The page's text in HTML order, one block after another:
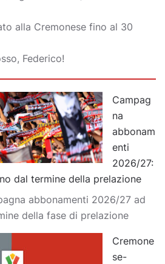
alla Cremonese fino al 30
Federico!
Campag
na
abbonam
enti
2026/27:
dal termine della prelazione
abbonamenti 2026/27 ad
della fase di prelazione
Cremone
se-